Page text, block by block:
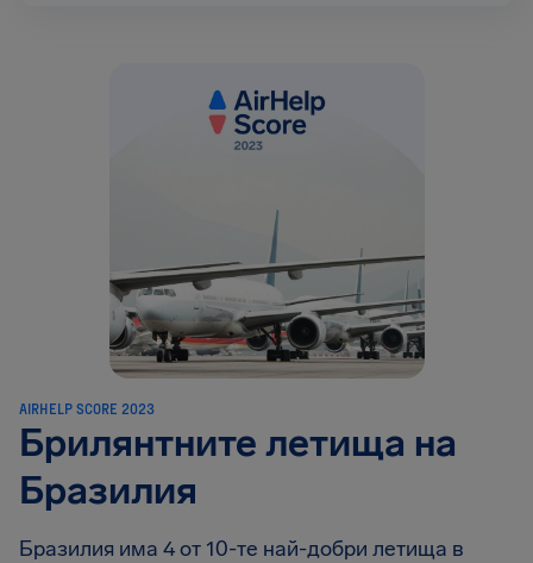
AIRHELP SCORE 2023
Брилянтните летища на
Бразилия
Бразилия има 4 от 10-те най-добри летища в